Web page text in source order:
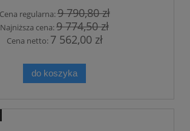
Cena regularna:9 790,80 zł
Najniższa cena:9 774,50 zł
Cena netto: 7 562,00 zł
do koszyka